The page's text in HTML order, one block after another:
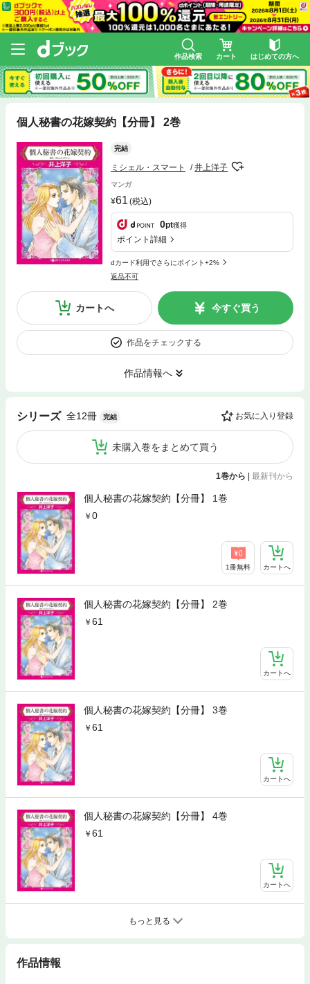
作品検索 カート はじめての方へ
個人秘書の花嫁契約【分冊】 2巻
完結
ミシェル・スマート 井上洋子
マンガ
61 (税込)
0pt獲得
ポイント詳細
dカード利用でさらにポイント+2%
返品不可
カートへ 今すぐ買う
作品をチェックする
作品情報へ
シリーズ 全12冊 完結 お気に入り登録
未購入巻をまとめて買う
1巻から 最新刊から
個人秘書の花嫁契約【分冊】 1巻
0
1冊無料 カートへ
個人秘書の花嫁契約【分冊】 2巻
61
カートへ
個人秘書の花嫁契約【分冊】 3巻
61
カートへ
個人秘書の花嫁契約【分冊】 4巻
61
カートへ
もっと見る
作品情報